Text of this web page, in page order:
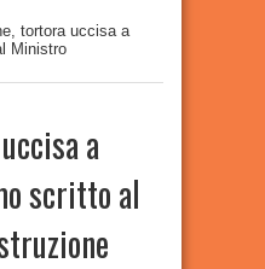
tortora uccisa a
Ministro
a
scritto al